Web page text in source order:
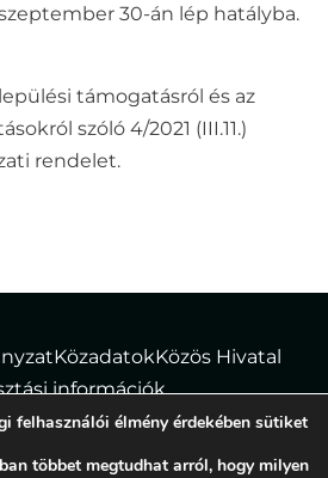
30-án lép hatályba.
támogatásról és az
szóló 4/2021 (III.11.)
rendelet.
KözadatokKözös Hivatal
információk
felhasználói élmény érdekében sütiket
többet megtudhat arról, hogy milyen